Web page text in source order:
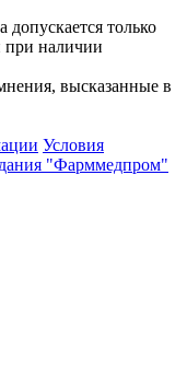
только
при наличии
высказанные в
Условия
"Фарммедпром"